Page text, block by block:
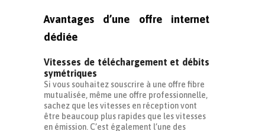
Avantages d’une offre internet
dédiée
Vitesses de téléchargement et débits
symétriques
Si vous souhaitez souscrire à une offre fibre
mutualisée, même une offre professionnelle,
sachez que les vitesses en réception vont
être beaucoup plus rapides que les vitesses
en émission. C’est également l’une des